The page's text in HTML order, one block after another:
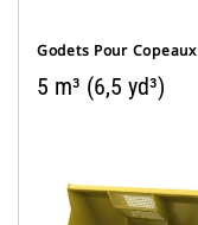
Godets Pour Copeaux
5 m³ (6,5 yd³)